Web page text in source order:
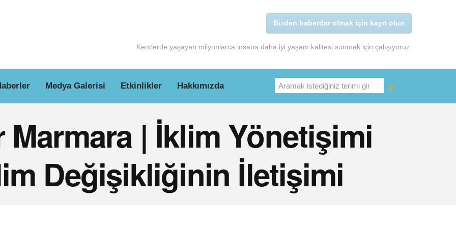
Kentlerde yaşayan milyonlarca insana daha iyi yaşam kalitesi sunmak için çalışıyoruz.
Bizden haberdar olmak için kayıt olun
Medya Galerisi Etkinlikler Hakkımızda Ara
| İklim Yönetişimi
Değişikliğinin İletişimi